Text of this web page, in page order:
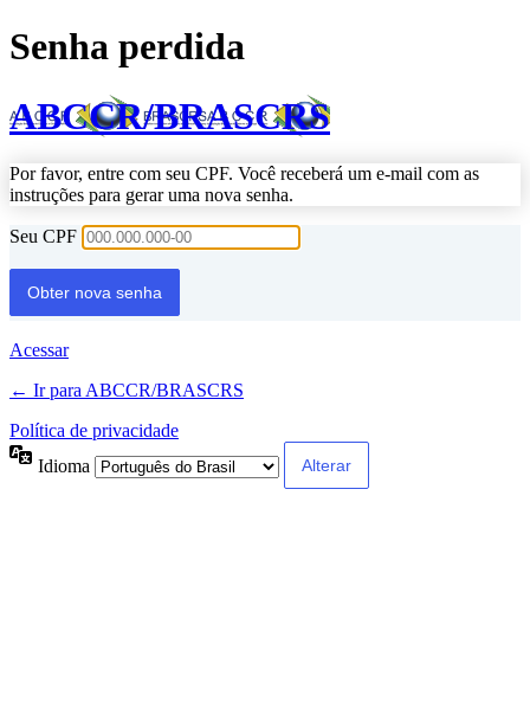
Senha perdida
ABCCR/BRASCRS
Por favor, entre com seu CPF. Você receberá um e-mail com as
instruções para gerar uma nova senha.
Seu CPF
Acessar
← Ir para ABCCR/BRASCRS
Política de privacidade
Idioma